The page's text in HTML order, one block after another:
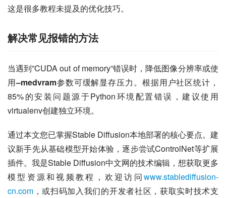
这是很多教程未提及的优化技巧。
解决常见报错的方法
当遇到”CUDA out of memory”错误时，降低图像分辨率或使
用–medvram参数可缓解显存压力。根据用户社区统计，
85%的安装问题源于Python环境配置错误，建议使用
virtualenv创建独立环境。
通过本文您已掌握Stable Diffusion本地部署的核心要点。建
议新手先从基础模型开始体验，逐步尝试ControlNet等扩展
插件。我是Stable Diffusion中文网的技术编辑，想获取更多
模型资源和视频教程，欢迎访问www.stablediffusion-
cn.com ，或扫码加入我们的开发者社区，获取实时技术支